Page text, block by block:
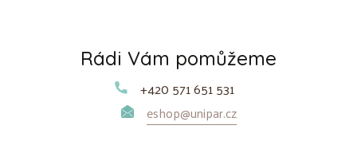
Rádi Vám pomůžeme
+420 571 651 531
eshop@unipar.cz